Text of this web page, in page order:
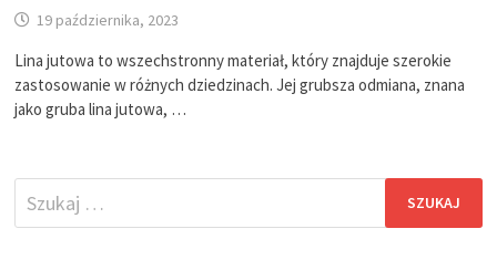
19 października, 2023
Lina jutowa to wszechstronny materiał, który znajduje szerokie
zastosowanie w różnych dziedzinach. Jej grubsza odmiana, znana
jako gruba lina jutowa, …
Szukaj: